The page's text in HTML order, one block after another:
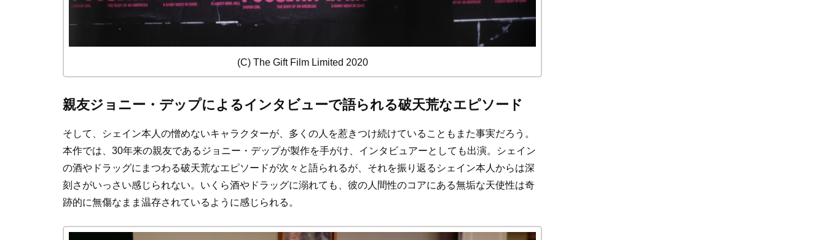
(C) The Gift Film Limited 2020
親友ジョニー・デップによるインタビューで語られる破天荒なエピソード
そして、シェイン本人の憎めないキャラクターが、多くの人を惹きつけ続けていることもまた事実だろう。
本作では、30年来の親友であるジョニー・デップが製作を手がけ、インタビュアーとしても出演。シェイン
の酒やドラッグにまつわる破天荒なエピソードが次々と語られるが、それを振り返るシェイン本人からは深
刻さがいっさい感じられない。いくら酒やドラッグに溺れても、彼の人間性のコアにある無垢な天使性は奇
跡的に無傷なまま温存されているように感じられる。